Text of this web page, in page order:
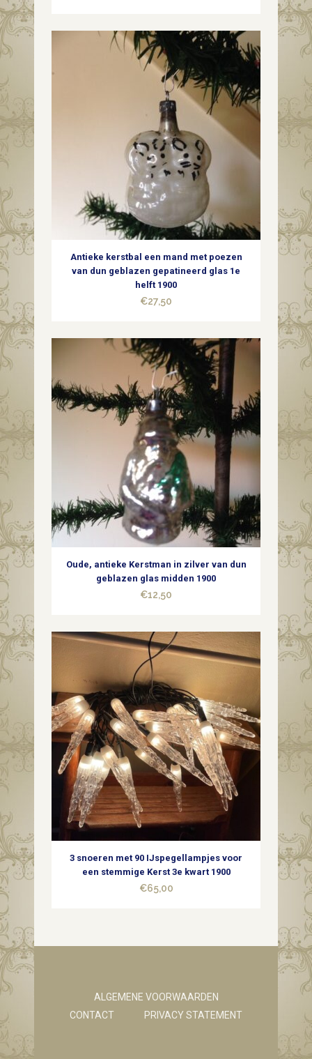
Antieke kerstbal een mand met poezen
van dun geblazen gepatineerd glas 1e
helft 1900
€27,50
Oude, antieke Kerstman in zilver van dun
geblazen glas midden 1900
€12,50
3 snoeren met 90 IJspegellampjes voor
een stemmige Kerst 3e kwart 1900
€65,00
ALGEMENE VOORWAARDEN
CONTACT
PRIVACY STATEMENT